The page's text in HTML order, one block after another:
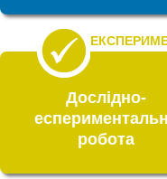
Дослідно-
робота